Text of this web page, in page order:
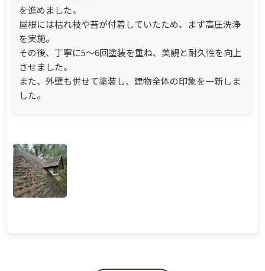
を進めました。
屋根には枯れ枝や苔が付着していたため、まず高圧洗浄
を実施。
その後、丁寧に5～6回塗装を重ね、美観と耐久性を向上
させました。
また、外壁も併せて塗装し、建物全体の印象を一新しま
した。